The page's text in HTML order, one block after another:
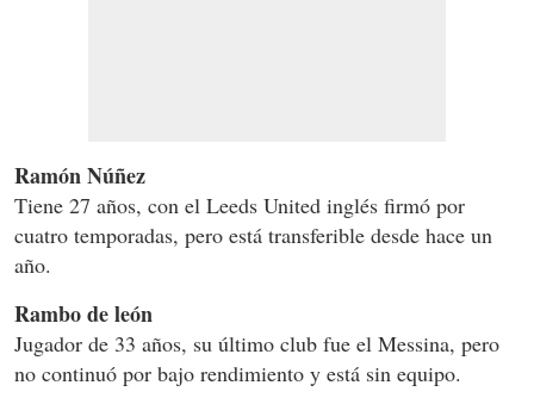
Ramón Núñez
Tiene 27 años, con el Leeds United inglés firmó por
cuatro temporadas, pero está transferible desde hace un
año.
Rambo de león
Jugador de 33 años, su último club fue el Messina, pero
no continuó por bajo rendimiento y está sin equipo.